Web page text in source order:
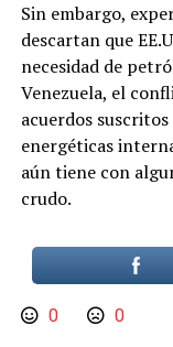
Sin embargo,
descartan que
necesidad de
Venezuela, el
acuerdos
energéticas
aún tiene con
crudo.
0 0